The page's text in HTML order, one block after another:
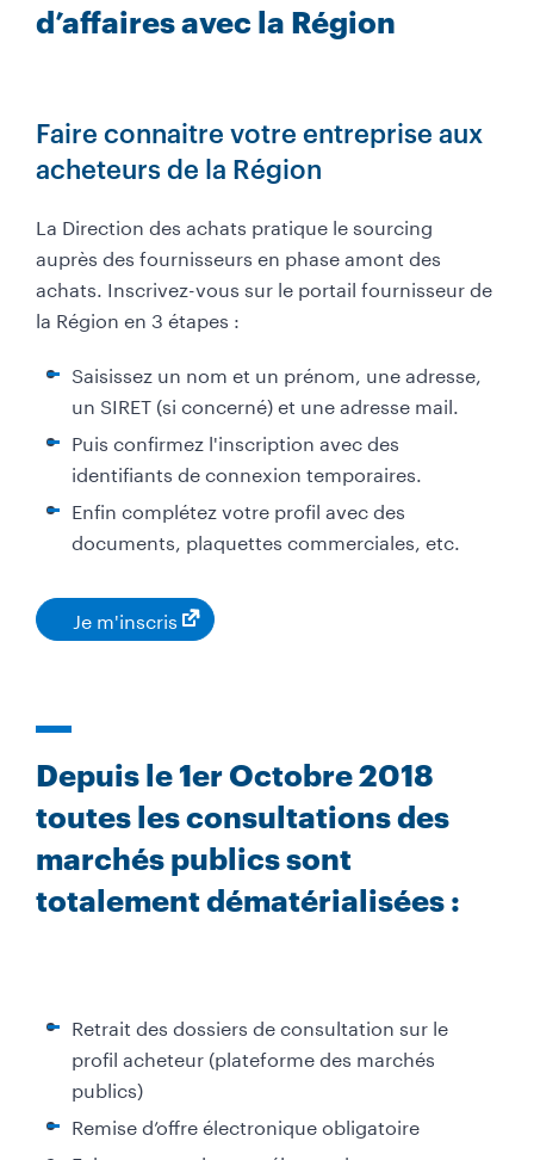
d’affaires avec la Région
Faire connaitre votre entreprise aux
acheteurs de la Région
La Direction des achats pratique le sourcing
auprès des fournisseurs en phase amont des
achats. Inscrivez-vous sur le portail fournisseur de
la Région en 3 étapes :
Saisissez un nom et un prénom, une adresse,
un SIRET (si concerné) et une adresse mail.
Puis confirmez l'inscription avec des
identifiants de connexion temporaires.
Enfin complétez votre profil avec des
documents, plaquettes commerciales, etc.
Je m'inscris
Depuis le 1er Octobre 2018
toutes les consultations des
marchés publics sont
totalement dématérialisées :
Retrait des dossiers de consultation sur le
profil acheteur (plateforme des marchés
publics)
Remise d’offre électronique obligatoire